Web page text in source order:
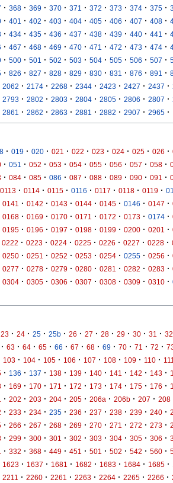
· 368 · 369 · 370 · 371 · 372 · 373 · 374 · 375 ·
· 401 · 402 · 403 · 404 · 405 · 406 · 407 · 408 ·
· 434 · 435 · 436 · 437 · 438 · 439 · 440 · 441 ·
· 467 · 468 · 469 · 470 · 471 · 472 · 473 · 474 ·
· 500 · 501 · 502 · 503 · 504 · 505 · 506 · 507 ·
· 826 · 827 · 828 · 829 · 830 · 831 · 876 · 891 ·
2062 · 2174 · 2268 · 2344 · 2423 · 2427 · 2437 ·
2793 · 2802 · 2803 · 2804 · 2805 · 2806 · 2807 ·
2861 · 2862 · 2863 · 2881 · 2882 · 2907 · 2965 ·
· 019 · 020 · 021 · 022 · 023 · 024 · 025 · 026 ·
· 051 · 052 · 053 · 054 · 055 · 056 · 057 · 058 ·
· 084 · 085 · 086 · 087 · 088 · 089 · 090 · 091 ·
0113 · 0114 · 0115 · 0116 · 0117 · 0118 · 0119 ·
0141 · 0142 · 0143 · 0144 · 0145 · 0146 · 0147 ·
0168 · 0169 · 0170 · 0171 · 0172 · 0173 · 0174 ·
0195 · 0196 · 0197 · 0198 · 0199 · 0200 · 0201 ·
0222 · 0223 · 0224 · 0225 · 0226 · 0227 · 0228 ·
0250 · 0251 · 0252 · 0253 · 0254 · 0255 · 0256 ·
0277 · 0278 · 0279 · 0280 · 0281 · 0282 · 0283 ·
0304 · 0305 · 0306 · 0307 · 0308 · 0309 · 0310 ·
23 · 24 · 25 · 25b · 26 · 27 · 28 · 29 · 30 · 31 · 32
· 63 · 64 · 65 · 66 · 67 · 68 · 69 · 70 · 71 · 72 ·
103 · 104 · 105 · 106 · 107 · 108 · 109 · 110 · 111
· 136 · 137 · 138 · 139 · 140 · 141 · 142 · 143 ·
· 169 · 170 · 171 · 172 · 173 · 174 · 175 · 176 ·
· 202 · 203 · 204 · 205 · 206a · 206b · 207 · 208
· 233 · 234 · 235 · 236 · 237 · 238 · 239 · 240 ·
· 266 · 267 · 268 · 269 · 270 · 271 · 272 · 273 ·
· 299 · 300 · 301 · 302 · 303 · 304 · 305 · 306 ·
· 332 · 368 · 449 · 451 · 501 · 502 · 542 · 560 ·
1623 · 1637 · 1681 · 1682 · 1683 · 1684 · 1685 ·
2211 · 2260 · 2261 · 2263 · 2264 · 2265 · 2266 ·